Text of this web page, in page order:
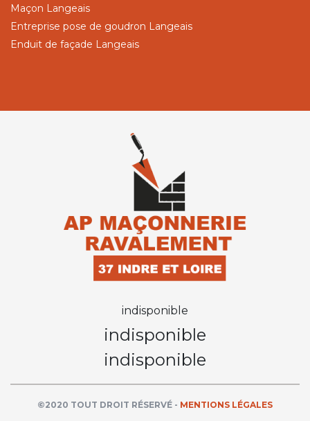
Maçon Langeais
Entreprise pose de goudron Langeais
Enduit de façade Langeais
indisponible
indisponible
indisponible
©2020 TOUT DROIT RÉSERVÉ - MENTIONS LÉGALES